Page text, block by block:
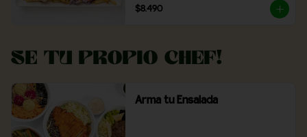
$8.490
Se tu propio Chef!
Arma tu Ensalada